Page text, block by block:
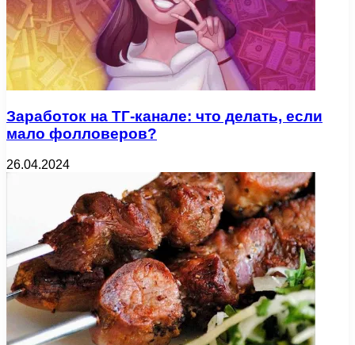
Заработок на ТГ-канале: что делать, если
мало фолловеров?
26.04.2024